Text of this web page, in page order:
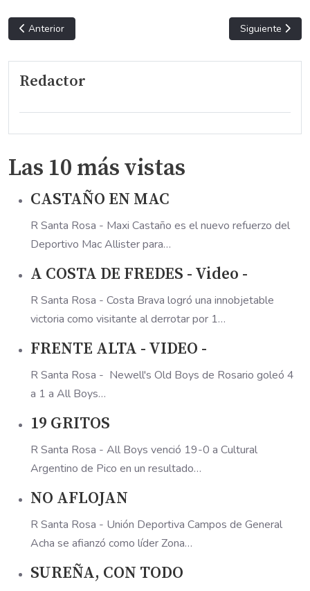
Artículo anterior: FUTBOL DE VERANO
Anterior Artículo
Siguiente
Redactor
Las 10 más vistas
CASTAÑO EN MAC
R Santa Rosa - Maxi Castaño es el nuevo refuerzo del
Deportivo Mac Allister para…
A COSTA DE FREDES - Video -
R Santa Rosa - Costa Brava logró una innobjetable
victoria como visitante al derrotar por 1…
FRENTE ALTA - VIDEO -
R Santa Rosa - Newell's Old Boys de Rosario goleó 4
a 1 a All Boys…
19 GRITOS
R Santa Rosa - All Boys venció 19-0 a Cultural
Argentino de Pico en un resultado…
NO AFLOJAN
R Santa Rosa - Unión Deportiva Campos de General
Acha se afianzó como líder Zona…
SUREÑA, CON TODO